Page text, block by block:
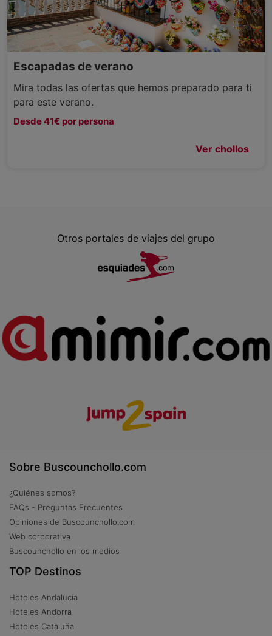
Escapadas de verano
Mira todas las ofertas que hemos preparado para ti
para este verano.
Desde 41€ por persona
Ver chollos
Otros portales de viajes del grupo
Sobre Buscounchollo.com
¿Quiénes somos?
FAQs - Preguntas Frecuentes
Opiniones de Buscounchollo.com
Web corporativa
Buscounchollo en los medios
TOP Destinos
Hoteles Andalucía
Hoteles Andorra
Hoteles Cataluña